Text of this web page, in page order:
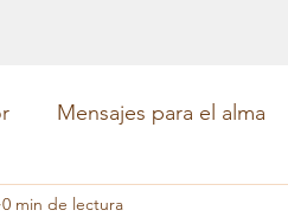
Mensajes para el alma
0 min de lectura